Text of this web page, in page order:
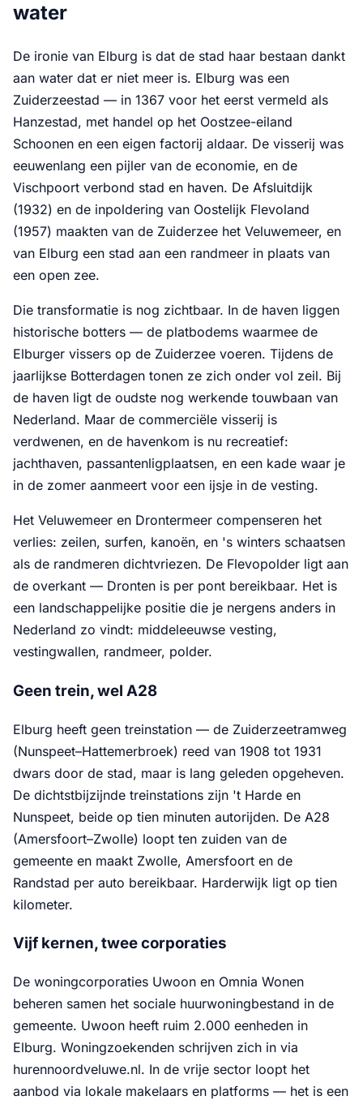
water
De ironie van Elburg is dat de stad haar bestaan dankt
aan water dat er niet meer is. Elburg was een
Zuiderzeestad — in 1367 voor het eerst vermeld als
Hanzestad, met handel op het Oostzee-eiland
Schoonen en een eigen factorij aldaar. De visserij was
eeuwenlang een pijler van de economie, en de
Vischpoort verbond stad en haven. De Afsluitdijk
(1932) en de inpoldering van Oostelijk Flevoland
(1957) maakten van de Zuiderzee het Veluwemeer, en
van Elburg een stad aan een randmeer in plaats van
een open zee.
Die transformatie is nog zichtbaar. In de haven liggen
historische botters — de platbodems waarmee de
Elburger vissers op de Zuiderzee voeren. Tijdens de
jaarlijkse Botterdagen tonen ze zich onder vol zeil. Bij
de haven ligt de oudste nog werkende touwbaan van
Nederland. Maar de commerciële visserij is
verdwenen, en de havenkom is nu recreatief:
jachthaven, passantenligplaatsen, en een kade waar je
in de zomer aanmeert voor een ijsje in de vesting.
Het Veluwemeer en Drontermeer compenseren het
verlies: zeilen, surfen, kanoën, en 's winters schaatsen
als de randmeren dichtvriezen. De Flevopolder ligt aan
de overkant — Dronten is per pont bereikbaar. Het is
een landschappelijke positie die je nergens anders in
Nederland zo vindt: middeleeuwse vesting,
vestingwallen, randmeer, polder.
Geen trein, wel A28
Elburg heeft geen treinstation — de Zuiderzeetramweg
(Nunspeet–Hattemerbroek) reed van 1908 tot 1931
dwars door de stad, maar is lang geleden opgeheven.
De dichtstbijzijnde treinstations zijn 't Harde en
Nunspeet, beide op tien minuten autorijden. De A28
(Amersfoort–Zwolle) loopt ten zuiden van de
gemeente en maakt Zwolle, Amersfoort en de
Randstad per auto bereikbaar. Harderwijk ligt op tien
kilometer.
Vijf kernen, twee corporaties
De woningcorporaties Uwoon en Omnia Wonen
beheren samen het sociale huurwoningbestand in de
gemeente. Uwoon heeft ruim 2.000 eenheden in
Elburg. Woningzoekenden schrijven zich in via
hurennoordveluwe.nl. In de vrije sector loopt het
aanbod via lokale makelaars en platforms — het is een